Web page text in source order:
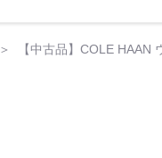
【中古品】COLE HAAN